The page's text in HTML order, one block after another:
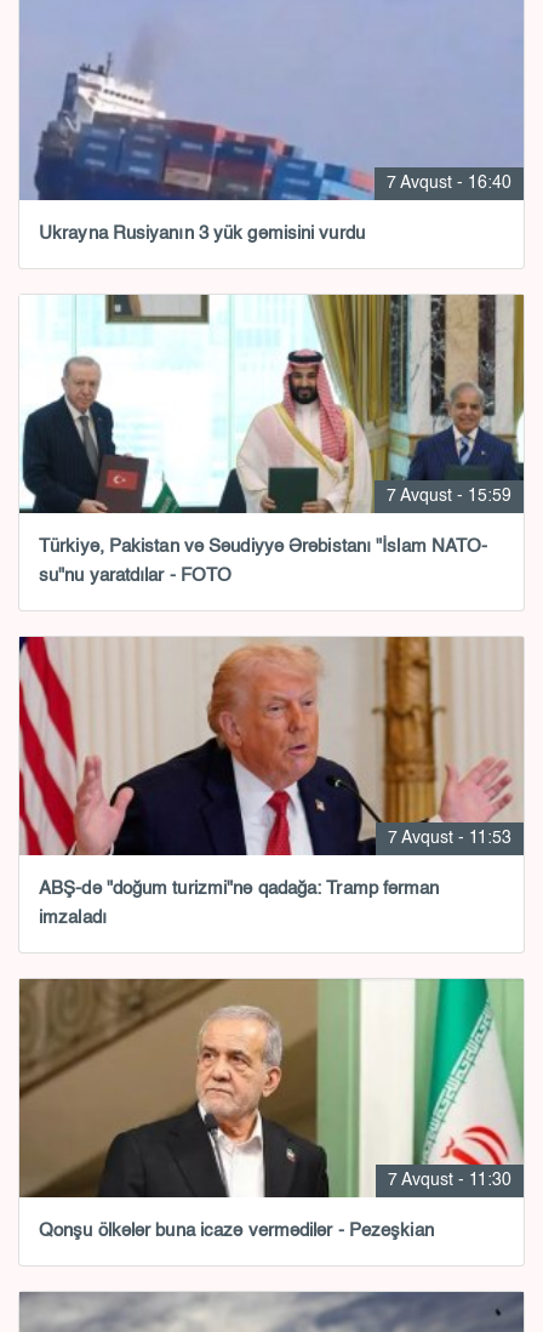
7 Avqust - 16:40
Ukrayna Rusiyanın 3 yük gəmisini vurdu
7 Avqust - 15:59
Türkiyə, Pakistan və Səudiyyə Ərəbistanı "İslam NATO-
su"nu yaratdılar - FOTO
7 Avqust - 11:53
ABŞ-də "doğum turizmi"nə qadağa: Tramp fərman
imzaladı
7 Avqust - 11:30
Qonşu ölkələr buna icazə vermədilər - Pezeşkian